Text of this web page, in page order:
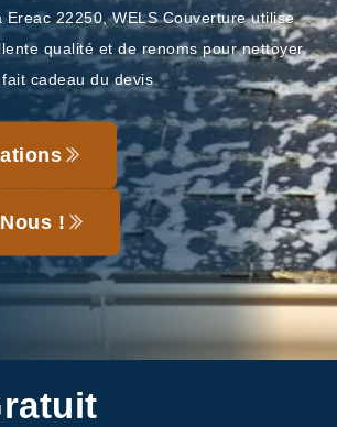
22250, WELS Couverture utilise
qualité et de renoms pour nettoyer
cadeau du devis
!